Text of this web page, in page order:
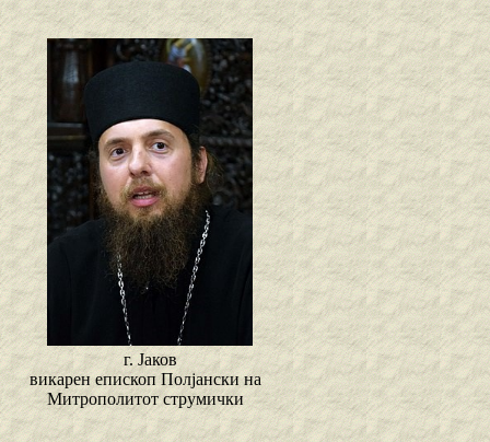
г. Јаков
викарен епископ Полјански на
Митрополитот струмички